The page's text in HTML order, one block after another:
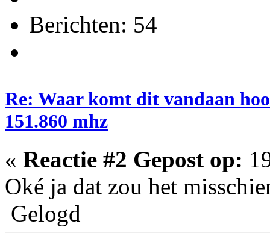
Berichten: 54
Re: Waar komt dit vandaan
151.860 mhz
« Reactie #2 Gepost op:
Oké ja dat zou het
Gelogd